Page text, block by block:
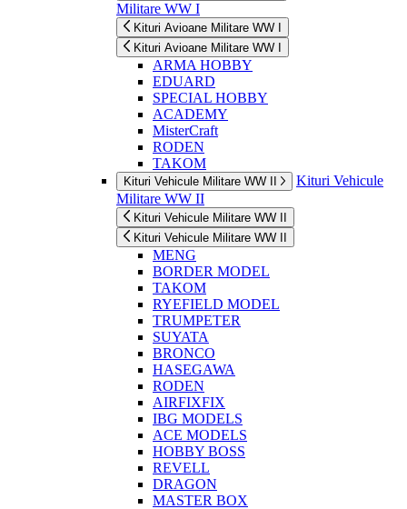
Militare WW I
Kituri Avioane Militare WW I
Kituri Avioane Militare WW I
ARMA HOBBY
EDUARD
SPECIAL HOBBY
ACADEMY
MisterCraft
RODEN
TAKOM
Kituri Vehicule Militare WW II
Kituri Vehicule
Militare WW II
Kituri Vehicule Militare WW II
Kituri Vehicule Militare WW II
MENG
BORDER MODEL
TAKOM
RYEFIELD MODEL
TRUMPETER
SUYATA
BRONCO
HASEGAWA
RODEN
AIRFIXFIX
IBG MODELS
ACE MODELS
HOBBY BOSS
REVELL
DRAGON
MASTER BOX